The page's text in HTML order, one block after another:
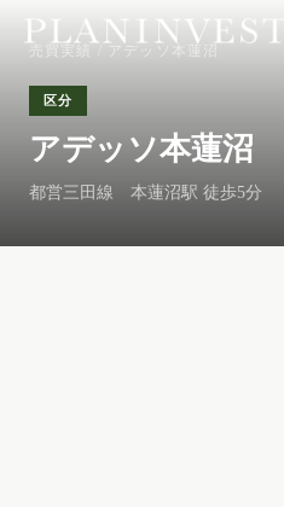
売買実績 / アデッソ本蓮沼
区分
アデッソ本蓮沼
都営三田線 本蓮沼駅 徒歩5分